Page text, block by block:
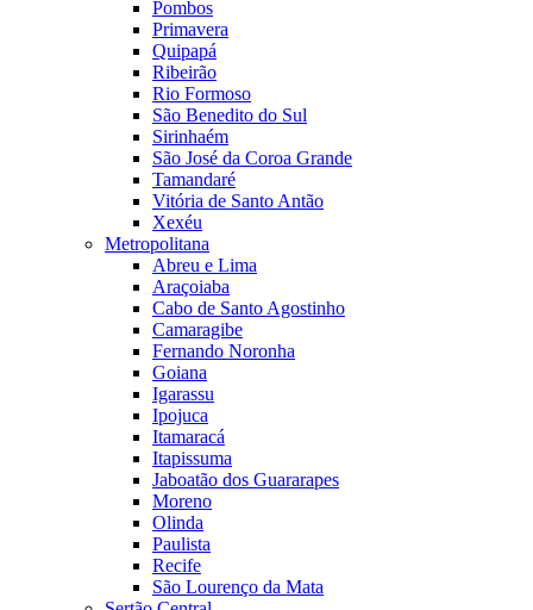
Pombos
Primavera
Quipapá
Ribeirão
Rio Formoso
São Benedito do Sul
Sirinhaém
São José da Coroa Grande
Tamandaré
Vitória de Santo Antão
Xexéu
Metropolitana
Abreu e Lima
Araçoiaba
Cabo de Santo Agostinho
Camaragibe
Fernando Noronha
Goiana
Igarassu
Ipojuca
Itamaracá
Itapissuma
Jaboatão dos Guararapes
Moreno
Olinda
Paulista
Recife
São Lourenço da Mata